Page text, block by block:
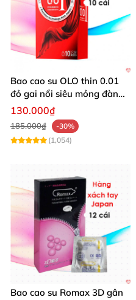
Bao cao su Ropockon
nhỏ gọn, bắt mắt. Vỏ
gam màu may mắn
hoàng đạo này.
Loại bao cao su này
trường Việt Nam và được
thiết kế ấn tượng, nhiều
Bao cao su OLO thin 0.01
đỏ gai nổi siêu mỏng đàn
hồi 10 cái
130.000₫
185.000₫
-30%
(1,054)
Bao cao su Romax 3D gân